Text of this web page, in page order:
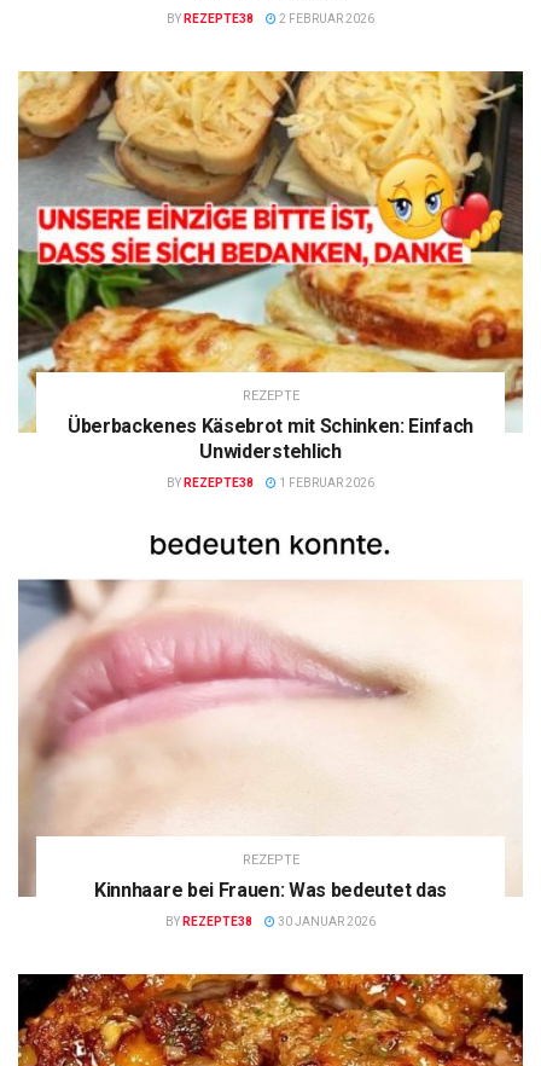
BY REZEPTE38 2 FEBRUAR 2026
REZEPTE
Überbackenes Käsebrot mit Schinken: Einfach
Unwiderstehlich
BY REZEPTE38 1 FEBRUAR 2026
REZEPTE
Kinnhaare bei Frauen: Was bedeutet das
BY REZEPTE38 30 JANUAR 2026